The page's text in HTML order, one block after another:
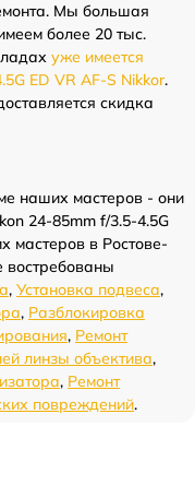
Мы большая
более 20 тыс.
уже имеется
ED VR AF-S Nikkor.
скидка
наших мастеров - они
24-85mm f/3.5-4.5G
мастеров в Ростове-
востребованы
, Установка подвеса,
, Разблокировка
, Ремонт
линзы объектива,
, Ремонт
повреждений.